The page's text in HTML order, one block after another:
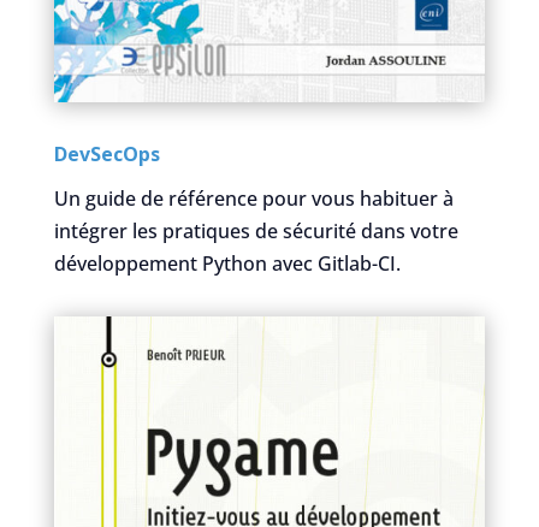
DevSecOps
Un guide de référence pour vous habituer à
intégrer les pratiques de sécurité dans votre
développement Python avec Gitlab-CI.